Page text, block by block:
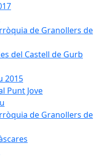
de Granollers de
del Castell de Gurb
2015
Punt Jove
de Granollers de